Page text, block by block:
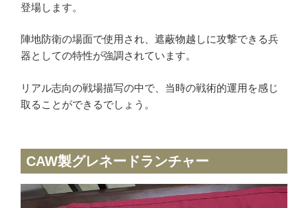
登場します。
陣地防衛の場面で使用され、遮蔽物越しに攻撃できる兵
器としての特性が強調されています。
リアル志向の戦場描写の中で、当時の戦術的運用を感じ
取ることができるでしょう。
CAW製グレネードランチャー